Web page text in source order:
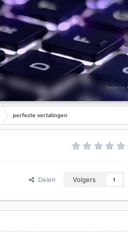
perfecte vertalingen
Delen Volgers 1